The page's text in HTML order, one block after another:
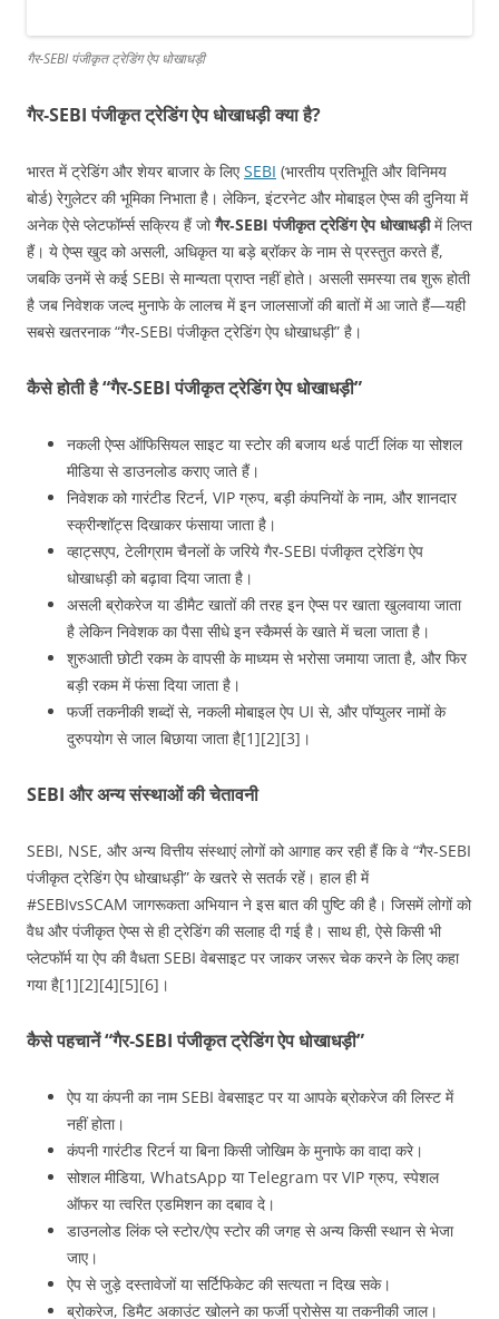
गैर‑SEBI पंजीकृत ट्रेडिंग ऐप धोखाधड़ी
गैर‑SEBI पंजीकृत ट्रेडिंग ऐप धोखाधड़ी क्या है?
भारत में ट्रेडिंग और शेयर बाजार के लिए SEBI (भारतीय प्रतिभूति और विनिमय
बोर्ड) रेगुलेटर की भूमिका निभाता है। लेकिन, इंटरनेट और मोबाइल ऐप्स की दुनिया में
अनेक ऐसे प्लेटफॉर्म्स सक्रिय हैं जोगैर‑SEBI पंजीकृत ट्रेडिंग ऐप धोखाधड़ीमें लिप्त
हैं। ये ऐप्स खुद को असली, अधिकृत या बड़े ब्रॉकर के नाम से प्रस्तुत करते हैं,
जबकि उनमें से कई SEBI से मान्यता प्राप्त नहीं होते। असली समस्या तब शुरू होती
है जब निवेशक जल्द मुनाफे के लालच में इन जालसाजों की बातों में आ जाते हैं—यही
सबसे खतरनाक “गैर‑SEBI पंजीकृत ट्रेडिंग ऐप धोखाधड़ी” है।
कैसे होती है “गैर‑SEBI पंजीकृत ट्रेडिंग ऐप धोखाधड़ी”
नकली ऐप्स ऑफिसियल साइट या स्टोर की बजाय थर्ड पार्टी लिंक या सोशल
मीडिया से डाउनलोड कराए जाते हैं।
निवेशक को गारंटीड रिटर्न, VIP ग्रुप, बड़ी कंपनियों के नाम, और शानदार
स्क्रीन्शॉट्स दिखाकर फंसाया जाता है।
व्हाट्सएप, टेलीग्राम चैनलों के जरिये गैर‑SEBI पंजीकृत ट्रेडिंग ऐप
धोखाधड़ी को बढ़ावा दिया जाता है।
असली ब्रोकरेज या डीमैट खातों की तरह इन ऐप्स पर खाता खुलवाया जाता
है लेकिन निवेशक का पैसा सीधे इन स्कैमर्स के खाते में चला जाता है।
शुरुआती छोटी रकम के वापसी के माध्यम से भरोसा जमाया जाता है, और फिर
बड़ी रकम में फंसा दिया जाता है।
फर्जी तकनीकी शब्दों से, नकली मोबाइल ऐप UI से, और पॉप्युलर नामों के
दुरुपयोग से जाल बिछाया जाता है[1][2][3]।
SEBI और अन्य संस्थाओं की चेतावनी
SEBI, NSE, और अन्य वित्तीय संस्थाएं लोगों को आगाह कर रही हैं कि वे “गैर-SEBI
पंजीकृत ट्रेडिंग ऐप धोखाधड़ी” के खतरे से सतर्क रहें। हाल ही में
#SEBIvsSCAM जागरूकता अभियान ने इस बात की पुष्टि की है। जिसमें लोगों को
वैध और पंजीकृत ऐप्स से ही ट्रेडिंग की सलाह दी गई है। साथ ही, ऐसे किसी भी
प्लेटफॉर्म या ऐप की वैधता SEBI वेबसाइट पर जाकर जरूर चेक करने के लिए कहा
गया है[1][2][4][5][6]।
कैसे पहचानें “गैर‑SEBI पंजीकृत ट्रेडिंग ऐप धोखाधड़ी”
ऐप या कंपनी का नाम SEBI वेबसाइट पर या आपके ब्रोकरेज की लिस्ट में
नहीं होता।
कंपनी गारंटीड रिटर्न या बिना किसी जोखिम के मुनाफे का वादा करे।
सोशल मीडिया, WhatsApp या Telegram पर VIP ग्रुप, स्पेशल
ऑफर या त्वरित एडमिशन का दबाव दे।
डाउनलोड लिंक प्ले स्टोर/ऐप स्टोर की जगह से अन्य किसी स्थान से भेजा
जाए।
ऐप से जुड़े दस्तावेजों या सर्टिफिकेट की सत्यता न दिख सके।
ब्रोकरेज, डिमैट अकाउंट खोलने का फर्जी प्रोसेस या तकनीकी जाल।